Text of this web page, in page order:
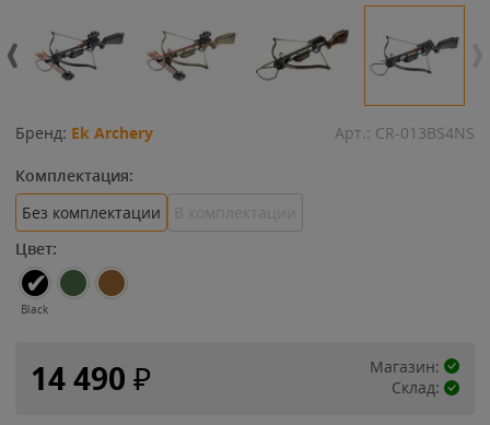
Бренд: Ek Archery Арт.: CR-013BS4NS
Комплектация:
Без комплектации
В комплектации
Цвет:
Black
14 490 ₽
Магазин:
Склад: